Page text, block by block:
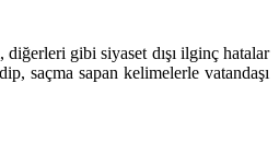
gibi siyaset dışı ilginç hatalar
saçma sapan kelimelerle vatandaşı